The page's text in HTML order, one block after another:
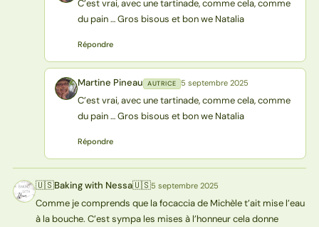
C’est vrai, avec une tartinade, comme cela, comme
du pain … Gros bisous et bon we Natalia
Répondre
MP Martine Pineau AUTRICE 5 septembre 2025
C’est vrai, avec une tartinade, comme cela, comme
du pain … Gros bisous et bon we Natalia
Répondre
🇺N 🇺🇸Baking with Nessa🇺🇸5 septembre 2025
Comme je comprends que la focaccia de Michèle t’ait mise l’eau
à la bouche. C’est sympa les mises à l’honneur cela donne